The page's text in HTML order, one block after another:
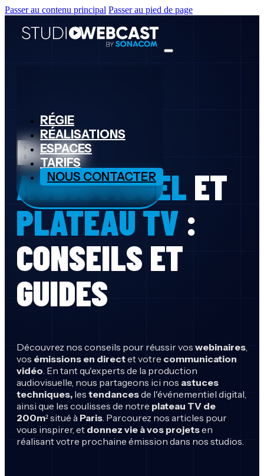
Passer au contenu principal Passer au pied de page
RÉGIE
RÉALISATIONS
ESPACES
TARIFS
NOUS CONTACTER
BLOG
AUDIOVISUEL ET
PLATEAU TV :
CONSEILS ET
GUIDES
Découvrez nos conseils pour réussir vos webinaires
vos émissions en directet votre communication
vidéo . En tant qu'experts de la production
audiovisuelle, nous partageons ici nos astuces
techniques, les tendancesde l'événementiel digital,
ainsi que les coulisses de notre plateau TV de
200m²situé à Paris . Parcourez nos articles pour
vous inspirer, et donnez vie à vos projetsen
réalisant votre prochaine émission dans nos studios.